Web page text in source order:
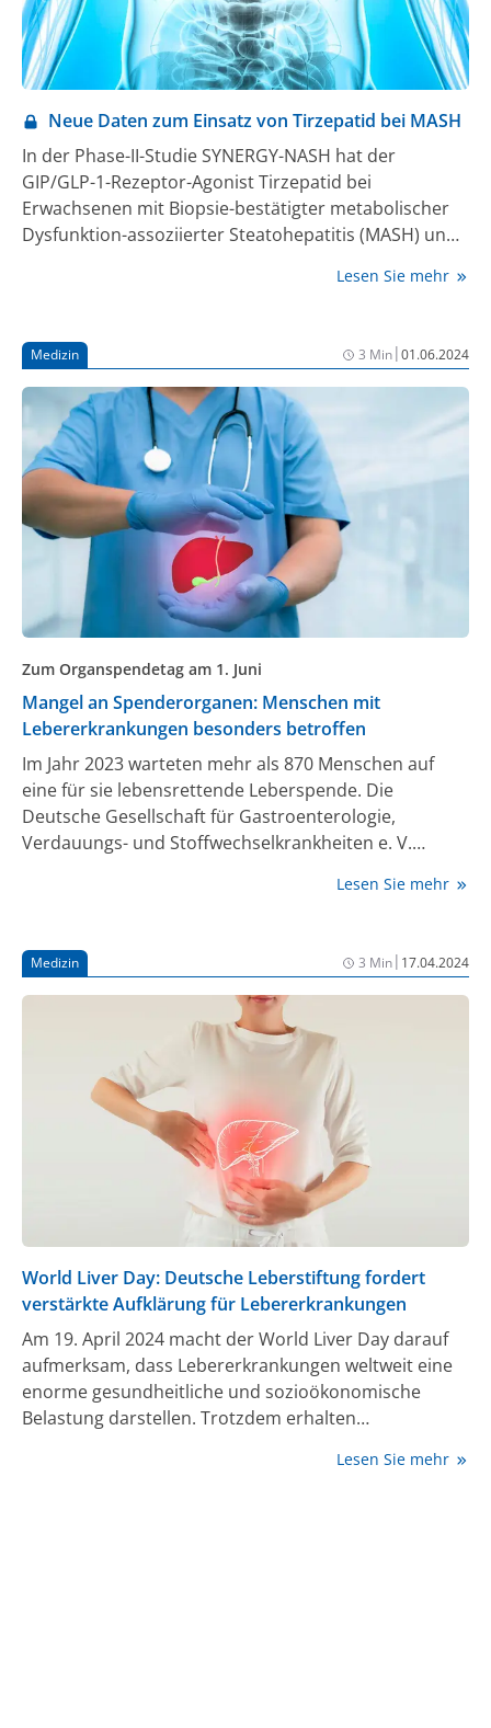
Neue Daten zum Einsatz von Tirzepatid bei MASH
In der Phase-II-Studie SYNERGY-NASH hat der
GIP/GLP-1-Rezeptor-Agonist Tirzepatid bei
Erwachsenen mit Biopsie-bestätigter metabolischer
Dysfunktion-assoziierter Steatohepatitis (MASH) und
Placebo gezeigt. Die Ergebnisse wurden auf dem
Congress 2024 vorgestellt und parallel im „The New
England Journal of Medicine“ veröffentlicht.
Lesen Sie mehr
Medizin 3 Min|01.06.2024
Zum Organspendetag am 1. Juni
Mangel an Spenderorganen: Menschen mit
Lebererkrankungen besonders betroffen
Im Jahr 2023 warteten mehr als 870 Menschen auf
eine für sie lebensrettende Leberspende. Die
Deutsche Gesellschaft für Gastroenterologie,
Verdauungs- und Stoffwechselkrankheiten e. V.
darauf aufmerksam, dass bei Patient:innen mit
teils doppelt so hoch ist wie in anderen Euro-Ländern.
Zu lange warten Betroffene hierzulande auf ein
lebensrettendes Organ.
Lesen Sie mehr
Medizin 3 Min| 17.04.2024
World Liver Day: Deutsche Leberstiftung fordert
verstärkte Aufklärung für Lebererkrankungen
Am 19. April 2024 macht der World Liver Day darauf
aufmerksam, dass Lebererkrankungen weltweit eine
enorme gesundheitliche und sozioökonomische
Belastung darstellen. Trotzdem erhalten
was zu großen Problemen bei der Erkennung und
Lesen Sie mehr